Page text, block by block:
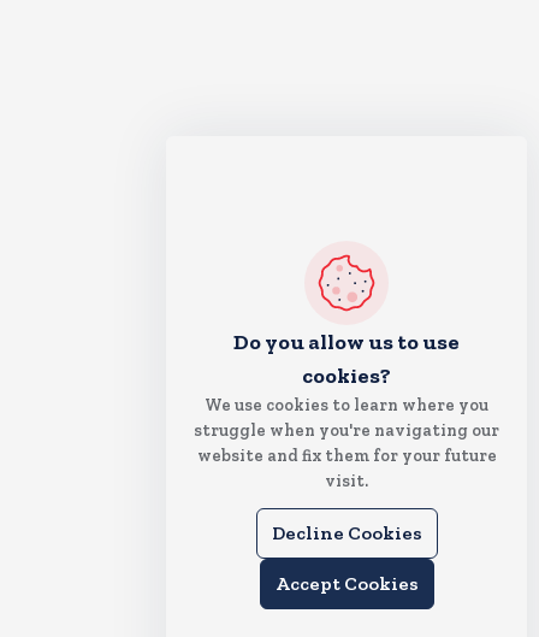
Do you allow us to use
cookies?
We use cookies to learn where you
struggle when you're navigating our
website and fix them for your future
visit.
Decline Cookies
Accept Cookies